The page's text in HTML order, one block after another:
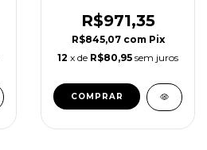
R$971,35
R$845,07 com Pix
12 x de R$80,95 sem juros